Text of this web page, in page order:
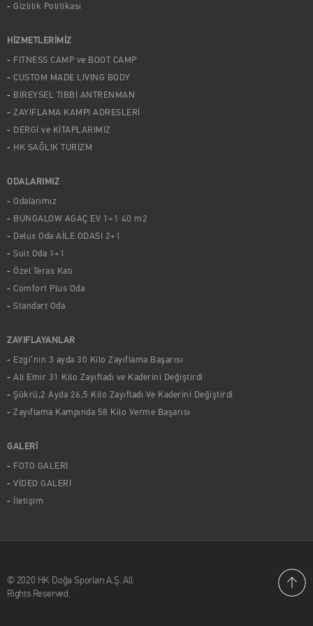
Gizlilik Politikası
HİZMETLERİMİZ
FITNESS CAMP ve BOOT CAMP
CUSTOM MADE LIVING BODY
BİREYSEL TIBBİ ANTRENMAN
ZAYIFLAMA KAMPI ADRESLERİ
DERGİ ve KİTAPLARIMIZ
HK SAĞLIK TURİZM
ODALARIMIZ
Odalarımız
BUNGALOW AGAÇ EV 1+1 40 m2
Delux Oda AİLE ODASI 2+1
Suit Oda 1+1
Özel Teras Katı
Comfort Plus Oda
Standart Oda
ZAYIFLAYANLAR
Ezgi’nin 3 ayda 30 Kilo Zayıflama Başarısı
Ali Emir 31 Kilo Zayıfladı ve Kaderini Değiştirdi
Şükrü,2 Ayda 26,5 Kilo Zayıfladı Ve Kaderini Değiştirdi
Zayıflama Kampında 58 Kilo Verme Başarısı
GALERİ
FOTO GALERİ
VİDEO GALERİ
İletişim
© 2020 HK Doğa Sporları A.Ş. All
Rights Reserved.